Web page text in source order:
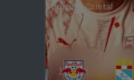
Sporting Cristal